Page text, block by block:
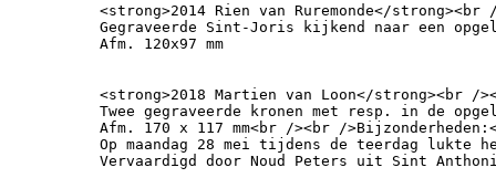
<strong>2014 Rien van Ruremonde</
Gegraveerde Sint-Joris kijkend naar een
Afm. 120x97 mm
<strong>2018 Martien van Loon</strong><br
Twee gegraveerde kronen met resp. in de
Afm. 170 x 117 mm<br /><br /
Op maandag 28 mei tijdens de teerdag lukte
Vervaardigd door Noud Peters uit Sint